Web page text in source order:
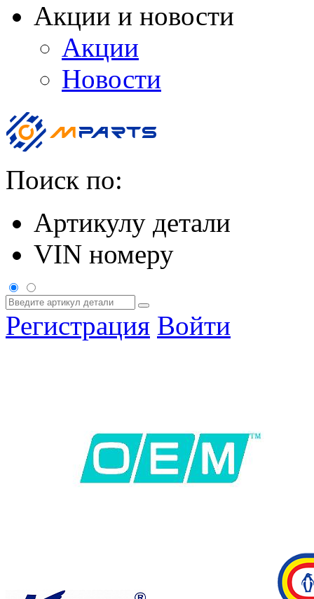
Акции и новости
Акции
Новости
Поиск по:
Артикулу детали
VIN номеру
Регистрация Войти